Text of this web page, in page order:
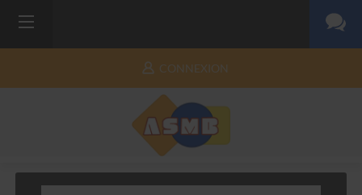
CONNEXION